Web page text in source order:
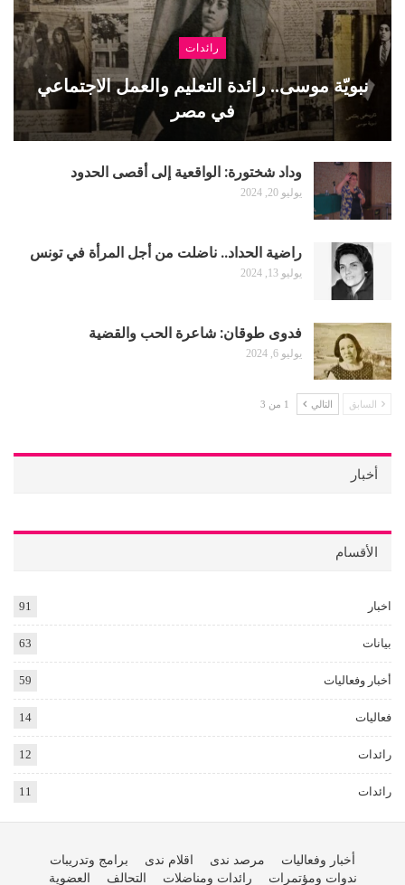
رائدات
نبويّة موسى.. رائدة التعليم والعمل الاجتماعي
في مصر
وداد شختورة: الواقعية إلى أقصى الحدود
يوليو 20, 2024
راضية الحداد.. ناضلت من أجل المرأة في تونس
يوليو 13, 2024
فدوى طوقان: شاعرة الحب والقضية
يوليو 6, 2024
السابق التالي 1 من 3
أخبار
الأقسام
اخبار 91
بيانات 63
أخبار وفعاليات 59
فعاليات 14
رائدات 12
رائدات 11
أخبار وفعاليات مرصد ندى اقلام ندى
برامج وتدريبات
ندوات ومؤتمرات
رائدات ومناضلات التحالف العضوية